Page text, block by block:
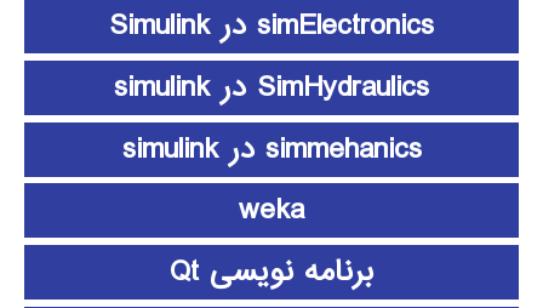
simElectronics در Simulink
SimHydraulics در simulink
simmehanics در simulink
weka
برنامه نویسی Qt